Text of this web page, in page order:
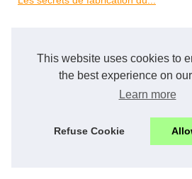
This website uses cookies to
the best experience on
Learn more
Refuse Cookie
Les avantages des pompes...
Salle de
Les meilleures salles de...